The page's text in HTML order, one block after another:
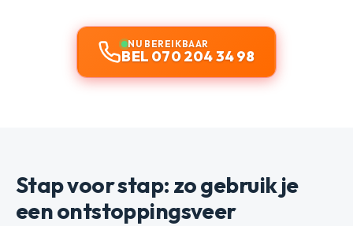
NU BEREIKBAAR
BEL 070 204 34 98
Stap voor stap: zo gebruik je
een ontstoppingsveer